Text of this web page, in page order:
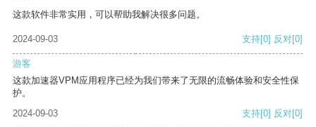
这款软件非常实用，可以帮助我解决很多问题。
2024-09-03 支持[0] 反对[0]
游客
这款加速器VPM应用程序已经为我们带来了无限的流畅体验和安全性保
护。
2024-09-03
支持[0] 反对[0]